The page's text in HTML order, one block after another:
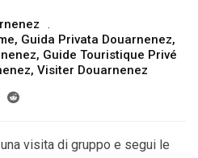
prezzo:
da
309.00€
a
, Guida Privata Douarnenez,
, Guide Touristique Privé
, Visiter Douarnenez
visita di gruppo e segui le